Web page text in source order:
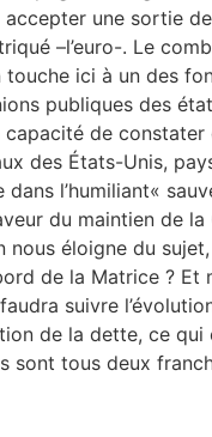
une sortie
–l’euro-. Le
ici à un des
publiques des
de
des États-Unis,
l’humiliant«
du maintien de
éloigne du
de la Matrice ? Et
suivre
de la dette, ce
sont tous deux